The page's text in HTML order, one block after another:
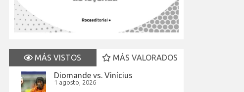
MÁS VISTOS
MÁS VALORADOS
Diomande vs. Vinícius
1 agosto, 2026